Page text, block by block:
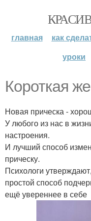
главная как
уроки
Короткая
Новая прическа -
У любого из нас в
настроения.
И лучший способ
прическу.
Психологи
простой способ
ещё увереннее в себе